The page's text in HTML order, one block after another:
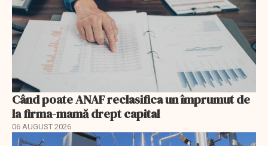
Când poate ANAF reclasifica un împrumut de
la firma-mamă drept capital
06 AUGUST 2026